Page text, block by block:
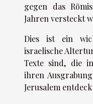
gegen das
Jahren versteckt
Dies ist ein
israelische
Texte sind, die
ihren
Jerusalem